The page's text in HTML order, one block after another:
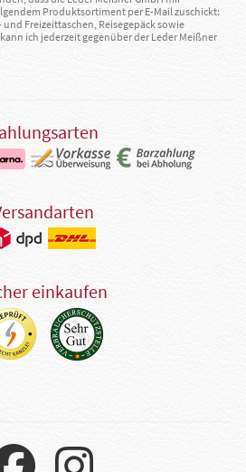
Produktsortiment per E-Mail zuschickt:
Freizeittaschen, Reisegepäck sowie
ich jederzeit gegenüber der Leder Meißner
einkaufen